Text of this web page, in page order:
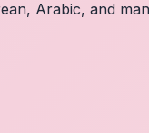
Arabic, and